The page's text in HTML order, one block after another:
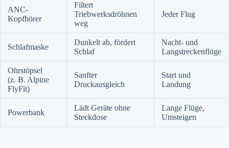
ANC-
Kopfhörer
Filtert
Triebwerksdröhnen
weg
Jeder Flug
Schlafmaske
Dunkelt ab, fördert
Schlaf
Nacht- und
Langstreckenflüge
Ohrstöpsel
(z. B. Alpine
FlyFit)
Sanfter
Druckausgleich
Start und
Landung
Powerbank
Lädt Geräte ohne
Steckdose
Lange Flüge,
Umsteigen